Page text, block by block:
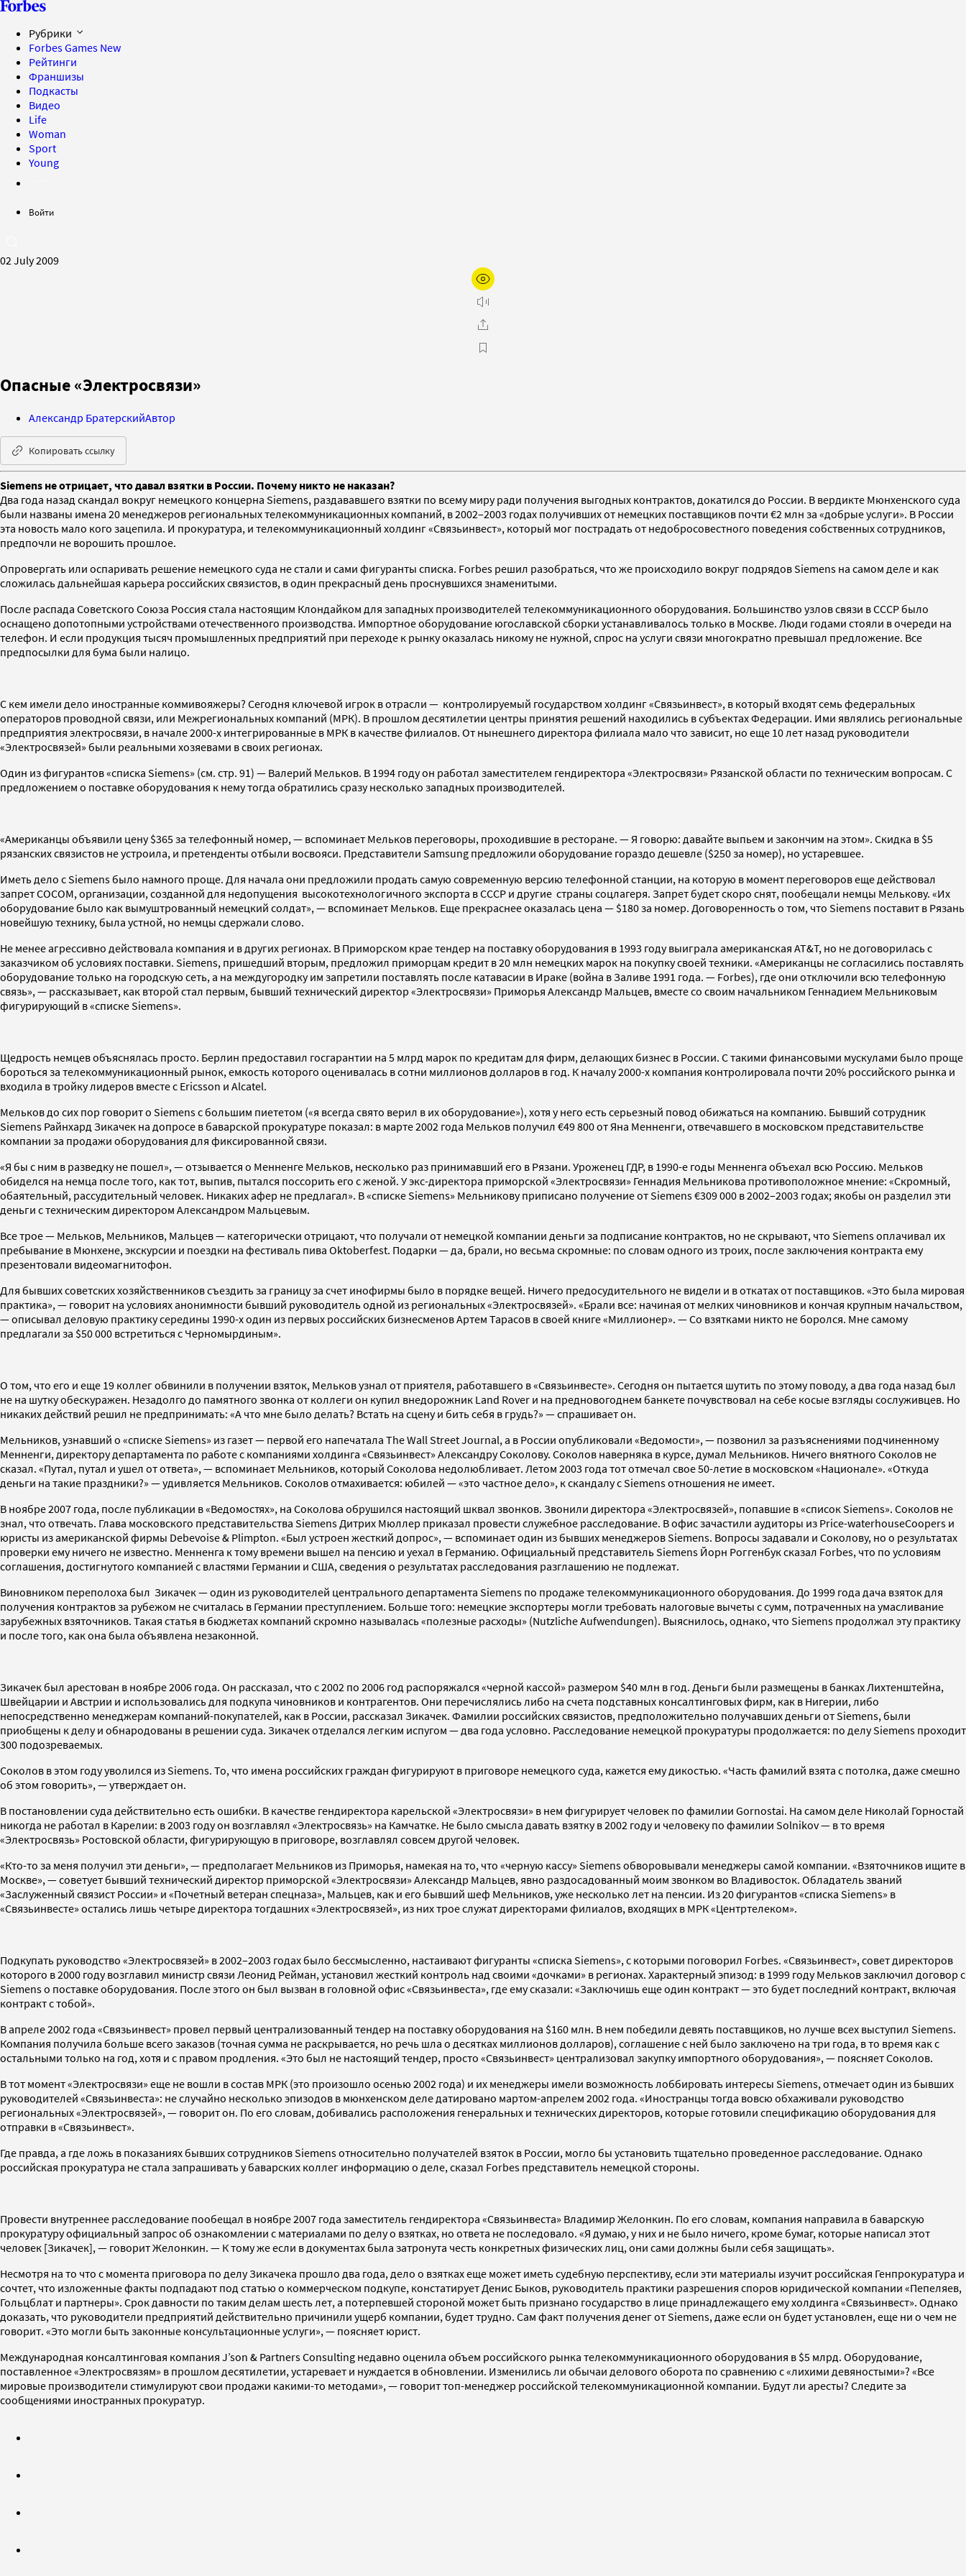
Рубрики
Forbes Games New
Рейтинги
Франшизы
Подкасты
Видео
Life
Woman
Sport
Young
Войти
02 July 2009
Опасные «Электросвязи»
Александр БратерскийАвтор
Копировать ссылку
Siemens не отрицает, что давал взятки в России. Почему никто не наказан?
Два года назад скандал вокруг немецкого концерна Siemens, раздававшего взятки по всему миру ради получения выгодных контрактов, докатился до России. В вердикте Мюнхенского суда
были названы имена 20 менеджеров региональных телекоммуникационных компаний, в 2002–2003 годах получивших от немецких поставщиков почти €2 млн за «добрые услуги». В России
эта новость мало кого зацепила. И прокуратура, и телекоммуникационный холдинг «Связьинвест», который мог пострадать от недобросовестного поведения собственных сотрудников,
предпочли не ворошить прошлое.
Опровергать или оспаривать решение немецкого суда не стали и сами фигуранты списка. Forbes решил разобраться, что же происходило вокруг подрядов Siemens на самом деле и как
сложилась дальнейшая карьера российских связистов, в один прекрасный день проснувшихся знаменитыми.
После распада Советского Союза Россия стала настоящим Клондайком для западных производителей телекоммуникационного оборудования. Большинство узлов связи в СССР было
оснащено допотопными устройствами отечественного производства. Импортное оборудование югославской сборки устанавливалось только в Москве. Люди годами стояли в очереди на
телефон. И если продукция тысяч промышленных предприятий при переходе к рынку оказалась никому не нужной, спрос на услуги связи многократно превышал предложение. Все
предпосылки для бума были налицо.
С кем имели дело иностранные коммивояжеры? Сегодня ключевой игрок в отрасли — контролируемый государством холдинг «Связьинвест», в который входят семь федеральных
операторов проводной связи, или Межрегиональных компаний (МРК). В прошлом десятилетии центры принятия решений находились в субъектах Федерации. Ими являлись региональные
предприятия электросвязи, в начале 2000-х интегрированные в МРК в качестве филиалов. От нынешнего директора филиала мало что зависит, но еще 10 лет назад руководители
«Электросвязей» были реальными хозяевами в своих регионах.
Один из фигурантов «списка Siemens» (см. стр. 91) — Валерий Мельков. В 1994 году он работал заместителем гендиректора «Электросвязи» Рязанской области по техническим вопросам. С
предложением о поставке оборудования к нему тогда обратились сразу несколько западных производителей.
«Американцы объявили цену $365 за телефонный номер, — вспоминает Мельков переговоры, проходившие в ресторане. — Я говорю: давайте выпьем и закончим на этом». Скидка в $5
рязанских связистов не устроила, и претенденты отбыли восвояси. Представители Samsung предложили оборудование гораздо дешевле ($250 за номер), но устаревшее.
Иметь дело с Siemens было намного проще. Для начала они предложили продать самую современную версию телефонной станции, на которую в момент переговоров еще действовал
запрет COCOM, организации, созданной для недопущения высокотехнологичного экспорта в СССР и другие страны соцлагеря. Запрет будет скоро снят, пообещали немцы Мелькову. «Их
оборудование было как вымуштрованный немецкий солдат», — вспоминает Мельков. Еще прекраснее оказалась цена — $180 за номер. Договоренность о том, что Siemens поставит в Рязань
новейшую технику, была устной, но немцы сдержали слово.
Не менее агрессивно действовала компания и в других регионах. В Приморском крае тендер на поставку оборудования в 1993 году выиграла американская AT&T, но не договорилась с
заказчиком об условиях поставки. Siemens, пришедший вторым, предложил приморцам кредит в 20 млн немецких марок на покупку своей техники. «Американцы не согласились поставлять
оборудование только на городскую сеть, а на междугородку им запретили поставлять после катавасии в Ираке (война в Заливе 1991 года. — Forbes), где они отключили всю телефонную
связь», — рассказывает, как второй стал первым, бывший технический директор «Электросвязи» Приморья Александр Мальцев, вместе со своим начальником Геннадием Мельниковым
фигурирующий в «списке Siemens».
Щедрость немцев объяснялась просто. Берлин предоставил госгарантии на 5 млрд марок по кредитам для фирм, делающих бизнес в России. С такими финансовыми мускулами было проще
бороться за телекоммуникационный рынок, емкость которого оценивалась в сотни миллионов долларов в год. К началу 2000-х компания контролировала почти 20% российского рынка и
входила в тройку лидеров вместе с Ericsson и Alcatel.
Мельков до сих пор говорит о Siemens с большим пиететом («я всегда свято верил в их оборудование»), хотя у него есть серьезный повод обижаться на компанию. Бывший сотрудник
Siemens Райнхард Зикачек на допросе в баварской прокуратуре показал: в марте 2002 года Мельков получил €49 800 от Яна Менненги, отвечавшего в московском представительстве
компании за продажи оборудования для фиксированной связи.
«Я бы с ним в разведку не пошел», — отзывается о Менненге Мельков, несколько раз принимавший его в Рязани. Уроженец ГДР, в 1990-е годы Менненга объехал всю Россию. Мельков
обиделся на немца после того, как тот, выпив, пытался поссорить его с женой. У экс-директора приморской «Электросвязи» Геннадия Мельникова противоположное мнение: «Скромный,
обаятельный, рассудительный человек. Никаких афер не предлагал». В «списке Siemens» Мельникову приписано получение от Siemens €309 000 в 2002–2003 годах; якобы он разделил эти
деньги с техническим директором Александром Мальцевым.
Все трое — Мельков, Мельников, Мальцев — категорически отрицают, что получали от немецкой компании деньги за подписание контрактов, но не скрывают, что Siemens оплачивал их
пребывание в Мюнхене, экскурсии и поездки на фестиваль пива Oktoberfest. Подарки — да, брали, но весьма скромные: по словам одного из троих, после заключения контракта ему
презентовали видеомагнитофон.
Для бывших советских хозяйственников съездить за границу за счет инофирмы было в порядке вещей. Ничего предосудительного не видели и в откатах от поставщиков. «Это была мировая
практика», — говорит на условиях анонимности бывший руководитель одной из региональных «Электросвязей». «Брали все: начиная от мелких чиновников и кончая крупным начальством,
— описывал деловую практику середины 1990-х один из первых российских бизнесменов Артем Тарасов в своей книге «Миллионер». — Со взятками никто не боролся. Мне самому
предлагали за $50 000 встретиться с Черномырдиным».
О том, что его и еще 19 коллег обвинили в получении взяток, Мельков узнал от приятеля, работавшего в «Связьинвесте». Сегодня он пытается шутить по этому поводу, а два года назад был
не на шутку обескуражен. Незадолго до памятного звонка от коллеги он купил внедорожник Land Rover и на предновогоднем банкете почувствовал на себе косые взгляды сослуживцев. Но
никаких действий решил не предпринимать: «А что мне было делать? Встать на сцену и бить себя в грудь?» — спрашивает он.
Мельников, узнавший о «списке Siemens» из газет — первой его напечатала The Wall Street Journal, а в России опубликовали «Ведомости», — позвонил за разъяснениями подчиненному
Менненги, директору департамента по работе с компаниями холдинга «Связьинвест» Александру Соколову. Соколов наверняка в курсе, думал Мельников. Ничего внятного Соколов не
сказал. «Путал, путал и ушел от ответа», — вспоминает Мельников, который Соколова недолюбливает. Летом 2003 года тот отмечал свое 50-летие в московском «Национале». «Откуда
деньги на такие праздники?» — удивляется Мельников. Соколов отмахивается: юбилей — «это частное дело», к скандалу с Siemens отношения не имеет.
В ноябре 2007 года, после публикации в «Ведомостях», на Соколова обрушился настоящий шквал звонков. Звонили директора «Электросвязей», попавшие в «список Siemens». Соколов не
знал, что отвечать. Глава московского представительства Siemens Дитрих Мюллер приказал провести служебное расследование. В офис зачастили аудиторы из Price-waterhouseCoopers и
юристы из американской фирмы Debevoise & Plimpton. «Был устроен жесткий допрос», — вспоминает один из бывших менеджеров Siemens. Вопросы задавали и Соколову, но о результатах
проверки ему ничего не известно. Менненга к тому времени вышел на пенсию и уехал в Германию. Официальный представитель Siemens Йорн Роггенбук сказал Forbes, что по условиям
соглашения, достигнутого компанией с властями Германии и США, сведения о результатах расследования разглашению не подлежат.
Виновником переполоха был Зикачек — один из руководителей центрального департамента Siemens по продаже телекоммуникационного оборудования. До 1999 года дача взяток для
получения контрактов за рубежом не считалась в Германии преступлением. Больше того: немецкие экспортеры могли требовать налоговые вычеты с сумм, потраченных на умасливание
зарубежных взяточников. Такая статья в бюджетах компаний скромно называлась «полезные расходы» (Nutzliche Aufwendungen). Выяснилось, однако, что Siemens продолжал эту практику
и после того, как она была объявлена незаконной.
Зикачек был арестован в ноябре 2006 года. Он рассказал, что с 2002 по 2006 год распоряжался «черной кассой» размером $40 млн в год. Деньги были размещены в банках Лихтенштейна,
Швейцарии и Австрии и использовались для подкупа чиновников и контрагентов. Они перечислялись либо на счета подставных консалтинговых фирм, как в Нигерии, либо
непосредственно менеджерам компаний-покупателей, как в России, рассказал Зикачек. Фамилии российских связистов, предположительно получавших деньги от Siemens, были
приобщены к делу и обнародованы в решении суда. Зикачек отделался легким испугом — два года условно. Расследование немецкой прокуратуры продолжается: по делу Siemens проходит
300 подозреваемых.
Соколов в этом году уволился из Siemens. То, что имена российских граждан фигурируют в приговоре немецкого суда, кажется ему дикостью. «Часть фамилий взята с потолка, даже смешно
об этом говорить», — утверждает он.
В постановлении суда действительно есть ошибки. В качестве гендиректора карельской «Электросвязи» в нем фигурирует человек по фамилии Gornostai. На самом деле Николай Горностай
никогда не работал в Карелии: в 2003 году он возглавлял «Электросвязь» на Камчатке. Не было смысла давать взятку в 2002 году и человеку по фамилии Solnikov — в то время
«Электросвязь» Ростовской области, фигурирующую в приговоре, возглавлял совсем другой человек.
«Кто-то за меня получил эти деньги», — предполагает Мельников из Приморья, намекая на то, что «черную кассу» Siemens обворовывали менеджеры самой компании. «Взяточников ищите в
Москве», — советует бывший технический директор приморской «Электросвязи» Александр Мальцев, явно раздосадованный моим звонком во Владивосток. Обладатель званий
«Заслуженный связист России» и «Почетный ветеран спецназа», Мальцев, как и его бывший шеф Мельников, уже несколько лет на пенсии. Из 20 фигурантов «списка Siemens» в
«Связьинвесте» остались лишь четыре директора тогдашних «Электросвязей», из них трое служат директорами филиалов, входящих в МРК «Центртелеком».
Подкупать руководство «Электросвязей» в 2002–2003 годах было бессмысленно, настаивают фигуранты «списка Siemens», с которыми поговорил Forbes. «Связьинвест», совет директоров
которого в 2000 году возглавил министр связи Леонид Рейман, установил жесткий контроль над своими «дочками» в регионах. Характерный эпизод: в 1999 году Мельков заключил договор с
Siemens о поставке оборудования. После этого он был вызван в головной офис «Связьинвеста», где ему сказали: «Заключишь еще один контракт — это будет последний контракт, включая
контракт с тобой».
В апреле 2002 года «Связьинвест» провел первый централизованный тендер на поставку оборудования на $160 млн. В нем победили девять поставщиков, но лучше всех выступил Siemens.
Компания получила больше всего заказов (точная сумма не раскрывается, но речь шла о десятках миллионов долларов), соглашение с ней было заключено на три года, в то время как с
остальными только на год, хотя и с правом продления. «Это был не настоящий тендер, просто «Связьинвест» централизовал закупку импортного оборудования», — поясняет Соколов.
В тот момент «Электросвязи» еще не вошли в состав МРК (это произошло осенью 2002 года) и их менеджеры имели возможность лоббировать интересы Siemens, отмечает один из бывших
руководителей «Связьинвеста»: не случайно несколько эпизодов в мюнхенском деле датировано мартом-апрелем 2002 года. «Иностранцы тогда вовсю обхаживали руководство
региональных «Электросвязей», — говорит он. По его словам, добивались расположения генеральных и технических директоров, которые готовили спецификацию оборудования для
отправки в «Связьинвест».
Где правда, а где ложь в показаниях бывших сотрудников Siemens относительно получателей взяток в России, могло бы установить тщательно проведенное расследование. Однако
российская прокуратура не стала запрашивать у баварских коллег информацию о деле, сказал Forbes представитель немецкой стороны.
Провести внутреннее расследование пообещал в ноябре 2007 года заместитель гендиректора «Связьинвеста» Владимир Желонкин. По его словам, компания направила в баварскую
прокуратуру официальный запрос об ознакомлении с материалами по делу о взятках, но ответа не последовало. «Я думаю, у них и не было ничего, кроме бумаг, которые написал этот
человек [Зикачек], — говорит Желонкин. — К тому же если в документах была затронута честь конкретных физических лиц, они сами должны были себя защищать».
Несмотря на то что с момента приговора по делу Зикачека прошло два года, дело о взятках еще может иметь судебную перспективу, если эти материалы изучит российская Генпрокуратура и
сочтет, что изложенные факты подпадают под статью о коммерческом подкупе, констатирует Денис Быков, руководитель практики разрешения споров юридической компании «Пепеляев,
Гольцблат и партнеры». Срок давности по таким делам шесть лет, а потерпевшей стороной может быть признано государство в лице принадлежащего ему холдинга «Связьинвест». Однако
доказать, что руководители предприятий действительно причинили ущерб компании, будет трудно. Сам факт получения денег от Siemens, даже если он будет установлен, еще ни о чем не
говорит. «Это могли быть законные консультационные услуги», — поясняет юрист.
Международная консалтинговая компания J’son & Partners Consulting недавно оценила объем российского рынка телекоммуникационного оборудования в $5 млрд. Оборудование,
поставленное «Электросвязям» в прошлом десятилетии, устаревает и нуждается в обновлении. Изменились ли обычаи делового оборота по сравнению с «лихими девяностыми»? «Все
мировые производители стимулируют свои продажи какими-то методами», — говорит топ-менеджер российской телекоммуникационной компании. Будут ли аресты? Следите за
сообщениями иностранных прокуратур.